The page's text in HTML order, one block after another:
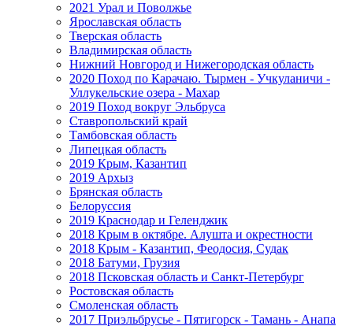
2021 Урал и Поволжье
Ярославская область
Тверская область
Владимирская область
Нижний Новгород и Нижегородская область
2020 Поход по Карачаю. Тырмен - Учкуланичи -
Уллукельские озера - Махар
2019 Поход вокруг Эльбруса
Ставропольский край
Тамбовская область
Липецкая область
2019 Крым, Казантип
2019 Архыз
Брянская область
Белоруссия
2019 Краснодар и Геленджик
2018 Крым в октябре. Алушта и окрестности
2018 Крым - Казантип, Феодосия, Судак
2018 Батуми, Грузия
2018 Псковская область и Санкт-Петербург
Ростовская область
Смоленская область
2017 Приэльбрусье - Пятигорск - Тамань - Анапа